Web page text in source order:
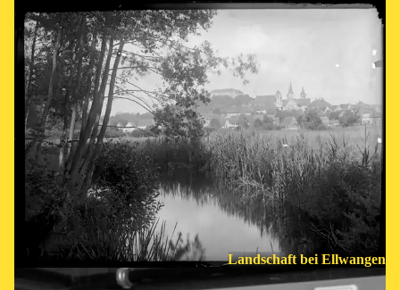
Landschaft bei Ellwangen